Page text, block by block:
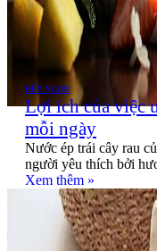
BẾP NGON
Lợi ích của việc
mỗi ngày
Nước ép trái cây rau
người yêu thích bởi
Xem thêm »